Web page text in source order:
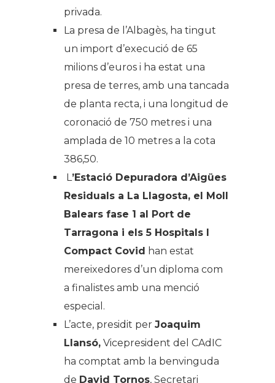
privada.
La presa de l’Albagès, ha tingut
un import d’execució de 65
milions d’euros i ha estat una
presa de terres, amb una tancada
de planta recta, i una longitud de
coronació de 750 metres i una
amplada de 10 metres a la cota
386,50.
L’Estació Depuradora d’Aigües
Residuals a La Llagosta, el Moll
Balears fase 1 al Port de
Tarragona i els 5 Hospitals I
Compact Covid han estat
mereixedores d’un diploma com
a finalistes amb una menció
especial.
L’acte, presidit per Joaquim
Llansó, Vicepresident del CAdIC
ha comptat amb la benvinguda
de David Tornos, Secretari